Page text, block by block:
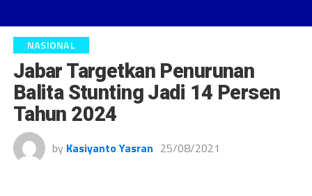
NASIONAL
Jabar Targetkan Penurunan
Balita Stunting Jadi 14 Persen
Tahun 2024
by Kasiyanto Yasran 25/08/2021